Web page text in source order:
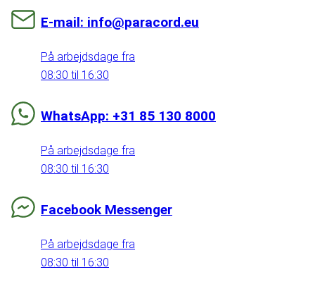
E-mail: info@paracord.eu
På arbejdsdage fra
08:30 til 16:30
WhatsApp: +31 85 130 8000
På arbejdsdage fra
08:30 til 16:30
Facebook Messenger
På arbejdsdage fra
08:30 til 16:30